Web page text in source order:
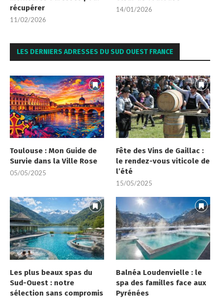
récupérer
11/02/2026
14/01/2026
LES DERNIERS ADRESSES DU SUD OUEST FRANCE
Toulouse : Mon Guide de
Survie dans la Ville Rose
05/05/2025
Fête des Vins de Gaillac :
le rendez-vous viticole de
l’été
15/05/2025
Les plus beaux spas du
Sud-Ouest : notre
sélection sans compromis
Balnéa Loudenvielle : le
spa des familles face aux
Pyrénées